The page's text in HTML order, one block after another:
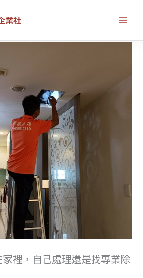
業社
自己處理還是找專業除蟲公司？
家裡，自己處理還是找專業除